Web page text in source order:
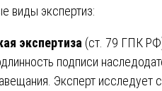
виды экспертиз:
экспертиза (ст. 79 ГПК
подписи
Эксперт исследует